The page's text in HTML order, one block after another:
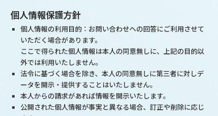
個人情報保護方針
個人情報の利用目的：お問い合わせへの回答にご利用させて
いただく場合があります。
ここで得られた個人情報は本人の同意無しに、上記の目的以
外では利用いたしません。
法令に基づく場合を除き、本人の同意無しに第三者に対しデ
ータを開示・提供することはいたしません。
本人からの請求があれば情報を開示いたします。
公開された個人情報が事実と異なる場合、訂正や削除に応じ